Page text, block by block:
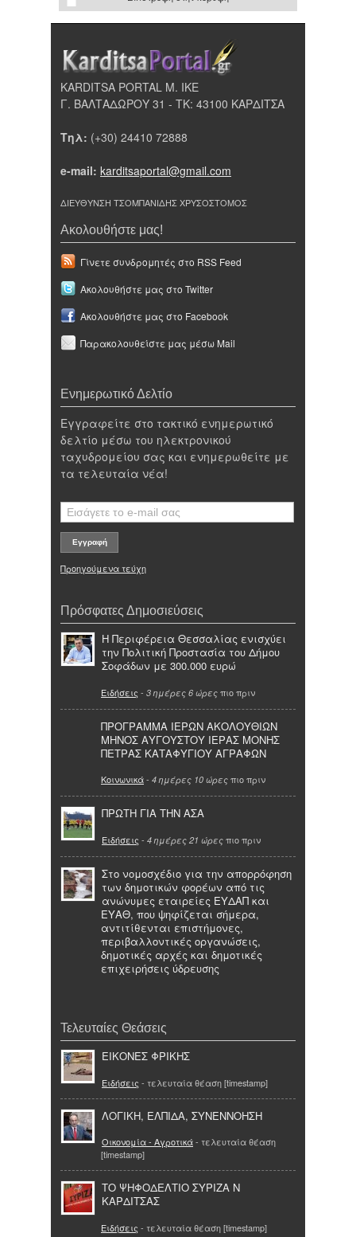
KARDITSA PORTAL Μ. ΙΚΕ
Γ. ΒΑΛΤΑΔΩΡΟΥ 31 - ΤΚ: 43100 ΚΑΡΔΙΤΣΑ
Τηλ: (+30) 24410 72888
e-mail: karditsaportal@gmail.com
ΔΙΕΥΘΥΝΣΗ ΤΣΟΜΠΑΝΙΔΗΣ ΧΡΥΣΟΣΤΟΜΟΣ
Ακολουθήστε μας!
Γίνετε συνδρομητές στο RSS Feed
Ακολουθήστε μας στο Twitter
Ακολουθήστε μας στο Facebook
Παρακολουθείστε μας μέσω Mail
Ενημερωτικό Δελτίο
Εγγραφείτε στο τακτικό ενημερωτικό
δελτίο μέσω του ηλεκτρονικού
ταχυδρομείου σας και ενημερωθείτε με
τα τελευταία νέα!
Προηγούμενα τεύχη
Πρόσφατες Δημοσιεύσεις
Η Περιφέρεια Θεσσαλίας ενισχύει
την Πολιτική Προστασία του Δήμου
Σοφάδων με 300.000 ευρώ
Ειδήσεις - 3 ημέρες 6 ώρες πιο πριν
ΠΡΟΓΡΑΜΜΑ ΙΕΡΩΝ ΑΚΟΛΟΥΘΙΩΝ
ΜΗΝΟΣ ΑΥΓΟΥΣΤΟΥ ΙΕΡΑΣ ΜΟΝΗΣ
ΠΕΤΡΑΣ ΚΑΤΑΦΥΓΙΟΥ ΑΓΡΑΦΩΝ
Κοινωνικά- 4 ημέρες 10 ώρες πιο πριν
ΠΡΩΤΗ ΓΙΑ ΤΗΝ ΑΣΑ
Ειδήσεις - 4 ημέρες 21 ώρες πιο πριν
Στο νομοσχέδιο για την απορρόφηση
των δημοτικών φορέων από τις
ανώνυμες εταιρείες ΕΥΔΑΠ και
ΕΥΑΘ, που ψηφίζεται σήμερα,
αντιτίθενται επιστήμονες,
περιβαλλοντικές οργανώσεις,
δημοτικές αρχές και δημοτικές
επιχειρήσεις ύδρευσης
Τελευταίες Θεάσεις
EΙΚΟΝΕΣ ΦΡΙΚΗΣ
Ειδήσεις - τελευταία θέαση [timestamp]
ΛΟΓΙΚΗ, ΕΛΠΙΔΑ, ΣΥΝΕΝΝΟΗΣΗ
Οικονομία - Αγροτικά- τελευταία θέαση
[timestamp]
ΤΟ ΨΗΦΟΔΕΛΤΙΟ ΣΥΡΙΖΑ Ν
ΚΑΡΔΙΤΣΑΣ
Ειδήσεις - τελευταία θέαση [timestamp]